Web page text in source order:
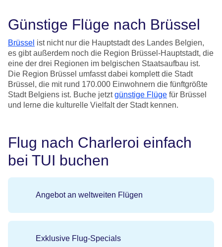
Günstige Flüge nach Brüssel
Brüssel ist nicht nur die Hauptstadt des Landes Belgien,
es gibt außerdem noch die Region Brüssel-Hauptstadt, die
eine der drei Regionen im belgischen Staatsaufbau ist.
Die Region Brüssel umfasst dabei komplett die Stadt
Brüssel, die mit rund 170.000 Einwohnern die fünftgrößte
Stadt Belgiens ist. Buche jetztgünstige Flüge für Brüssel
und lerne die kulturelle Vielfalt der Stadt kennen.
Flug nach Charleroi einfach
bei TUI buchen
Angebot an weltweiten Flügen
Exklusive Flug-Specials